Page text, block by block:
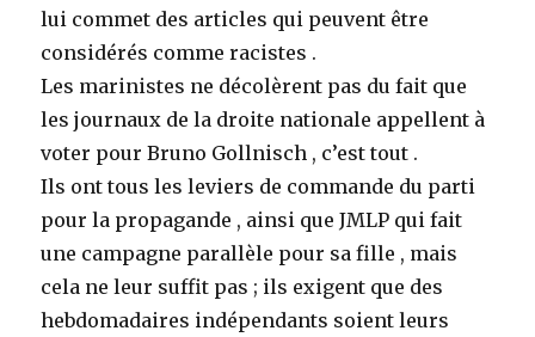
lui commet des articles qui peuvent être
considérés comme racistes .
Les marinistes ne décolèrent pas du fait que
les journaux de la droite nationale appellent à
voter pour Bruno Gollnisch , c’est tout .
Ils ont tous les leviers de commande du parti
pour la propagande , ainsi que JMLP qui fait
une campagne parallèle pour sa fille , mais
cela ne leur suffit pas ; ils exigent que des
hebdomadaires indépendants soient leurs